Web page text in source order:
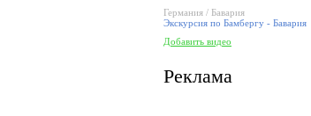
Германия / Бавария
Экскурсия по Бамбергу - Бавария
Добавить видео
Реклама